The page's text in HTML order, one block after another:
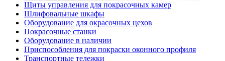
Щиты управления для покрасочных камер
Шлифовальные шкафы
Оборудование для окрасочных цехов
Покрасочные станки
Оборудование в наличии
Приспособления для покраски оконного профиля
Транспортные тележки